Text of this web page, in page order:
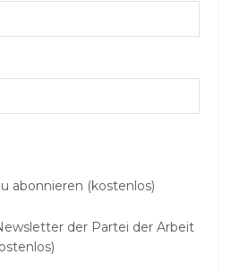
abonnieren (kostenlos)
der Partei der Arbeit